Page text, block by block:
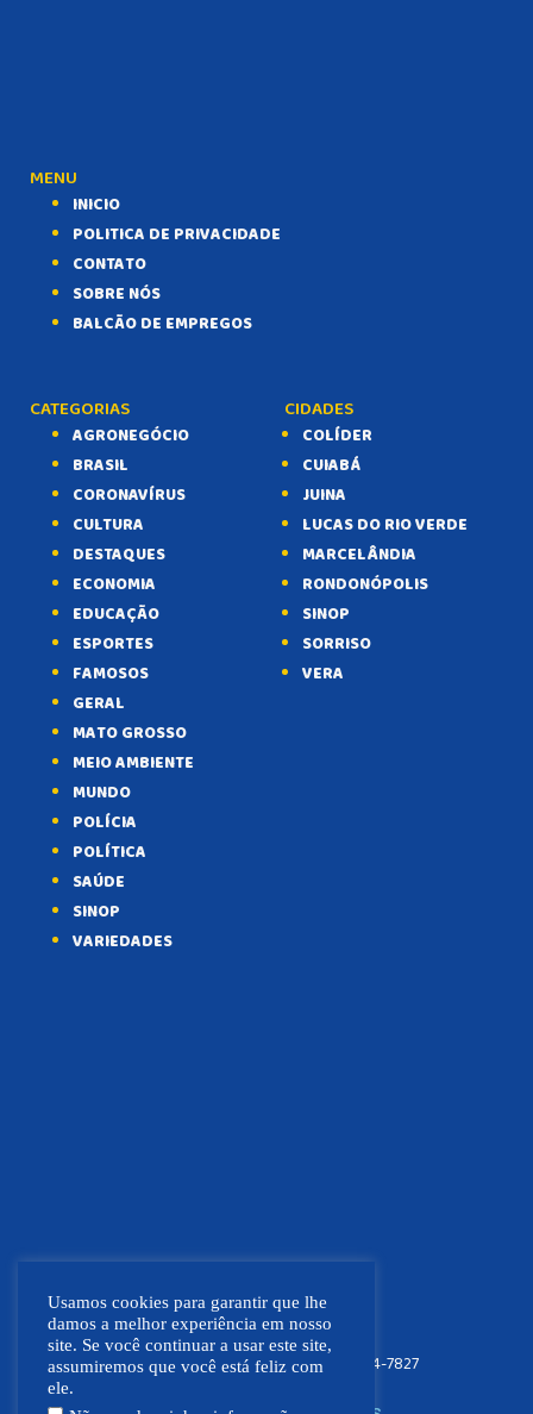
MENU
INICIO
POLITICA DE PRIVACIDADE
CONTATO
SOBRE NÓS
BALCÃO DE EMPREGOS
CATEGORIAS
AGRONEGÓCIO
BRASIL
CORONAVÍRUS
CULTURA
DESTAQUES
ECONOMIA
EDUCAÇÃO
ESPORTES
FAMOSOS
GERAL
MATO GROSSO
MEIO AMBIENTE
MUNDO
POLÍCIA
POLÍTICA
SAÚDE
SINOP
VARIEDADES
CIDADES
COLÍDER
CUIABÁ
JUINA
LUCAS DO RIO VERDE
MARCELÂNDIA
RONDONÓPOLIS
SINOP
SORRISO
VERA
FOCO NEWS MT (66) 9.9664-7827
Usamos cookies para garantir que lhe
damos a melhor experiência em nosso
site. Se você continuar a usar este site,
assumiremos que você está feliz com
ele.